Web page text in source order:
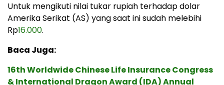
Untuk mengikuti nilai tukar rupiah terhadap dolar
Amerika Serikat (AS) yang saat ini sudah melebihi
Rp16.000.
Baca Juga:
16th Worldwide Chinese Life Insurance Congress
& International Dragon Award (IDA) Annual